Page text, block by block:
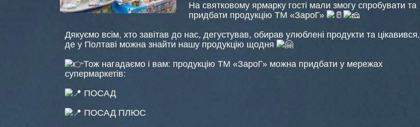
На святковому ярмарку гості мали змогу спробувати та
придбати продукцію ТМ «ЗароГ»
Дякуємо всім, хто завітав до нас, дегустував, обирав улюблені продукти та цікавився,
де у Полтаві можна знайти нашу продукцію щодня
Тож нагадаємо і вам: продукцію ТМ «ЗароГ» можна придбати у мережах
супермаркетів:
ПОСАД
ПОСАД ПЛЮС